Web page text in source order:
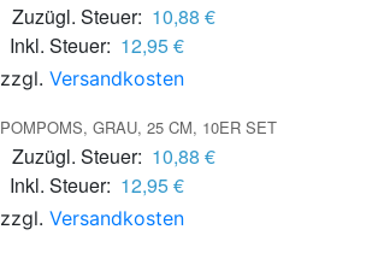
Zuzügl. Steuer: 10,88 €
Inkl. Steuer: 12,95 €
zzgl. Versandkosten
POMPOMS, GRAU, 25 CM, 10ER SET
Zuzügl. Steuer: 10,88 €
Inkl. Steuer: 12,95 €
zzgl. Versandkosten